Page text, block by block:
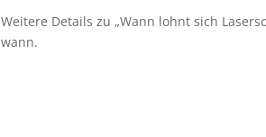
Weitere Details zu „Wann lohnt sich
wann.